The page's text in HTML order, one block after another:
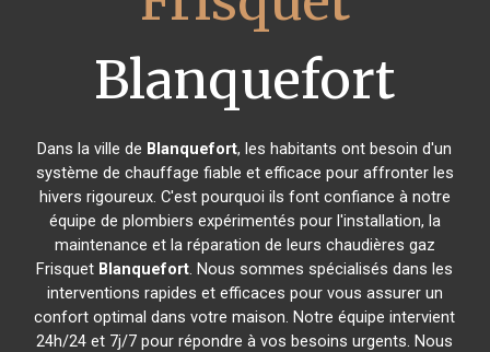
Blanquefort
Dans la ville de Blanquefort, les habitants ont besoin d'un
système de chauffage fiable et efficace pour affronter les
hivers rigoureux. C'est pourquoi ils font confiance à notre
équipe de plombiers expérimentés pour l'installation, la
maintenance et la réparation de leurs chaudières gaz
Frisquet Blanquefort. Nous sommes spécialisés dans les
interventions rapides et efficaces pour vous assurer un
confort optimal dans votre maison. Notre équipe intervient
24h/24 et 7j/7 pour répondre à vos besoins urgents. Nous